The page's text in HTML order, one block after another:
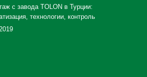
с завода TOLON в Турции:
технологии, контроль